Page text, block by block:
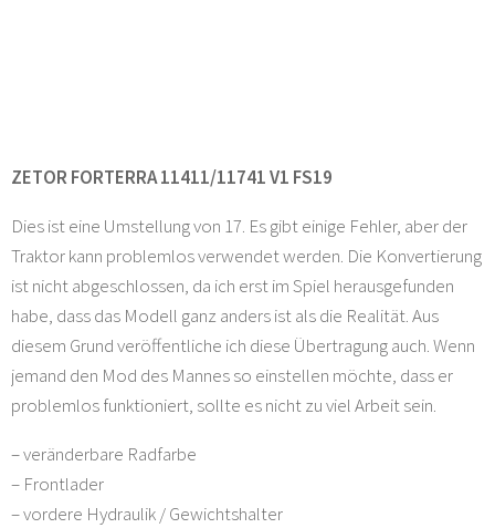
ZETOR FORTERRA 11411/11741 V1 FS19
Dies ist eine Umstellung von 17. Es gibt einige Fehler, aber der
Traktor kann problemlos verwendet werden. Die Konvertierung
ist nicht abgeschlossen, da ich erst im Spiel herausgefunden
habe, dass das Modell ganz anders ist als die Realität. Aus
diesem Grund veröffentliche ich diese Übertragung auch. Wenn
jemand den Mod des Mannes so einstellen möchte, dass er
problemlos funktioniert, sollte es nicht zu viel Arbeit sein.
– veränderbare Radfarbe
– Frontlader
– vordere Hydraulik / Gewichtshalter